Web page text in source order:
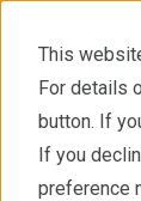
This
For details
button. If
If you
preference
产品中